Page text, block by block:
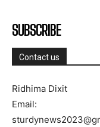
SUBSCRIBE
Contact us
Ridhima Dixit
Email: